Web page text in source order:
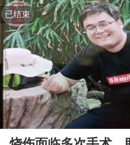
已结束